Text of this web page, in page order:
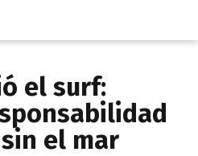
el surf:
el mar